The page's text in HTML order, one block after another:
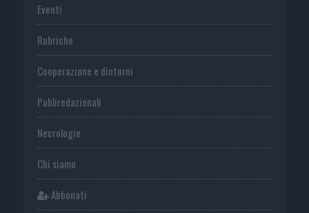
Eventi
Rubriche
Cooperazione e dintorni
Publiredazionali
Necrologie
Chi siamo
Abbonati